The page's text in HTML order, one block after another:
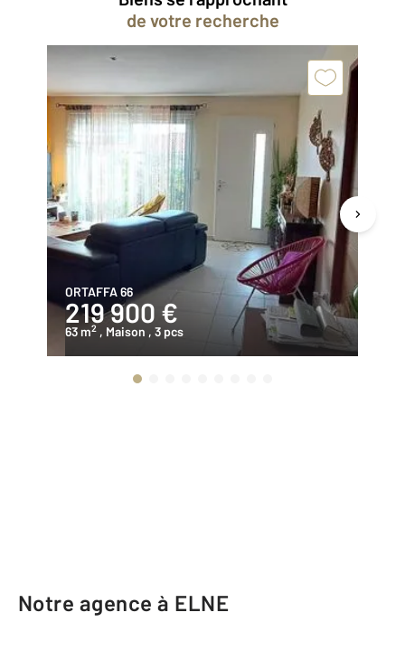
de votre recherche
ORTAFFA 66
219 900 €
63 m2 , Maison , 3 pcs
Notre agence à ELNE